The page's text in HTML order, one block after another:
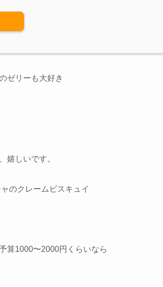
ゼリーも大好き
嬉しいです。
のクレームビスキュイ
算1000〜2000円くらいなら